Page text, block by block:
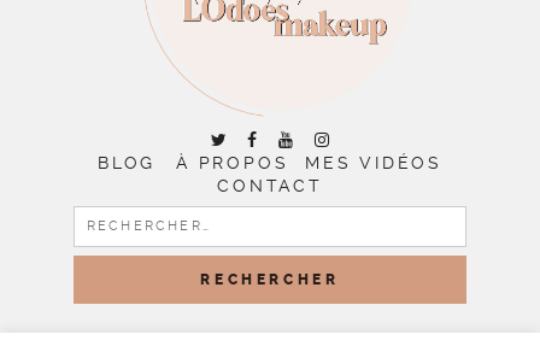
BLOG À PROPOS
MES VIDÉOS
CONTACT
RECHERCHER :